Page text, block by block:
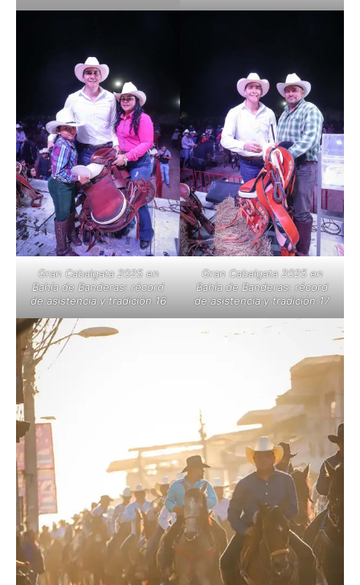
Gran Cabalgata 2025 en
Bahía de Banderas: récord
de asistencia y tradición 16
Gran Cabalgata 2025 en
Bahía de Banderas: récord
de asistencia y tradición 17